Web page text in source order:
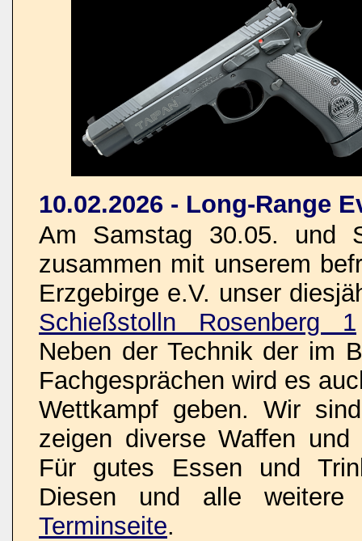
10.02.2026 - Long-Range
Am Samstag 30.05. und
zusammen mit unserem
Erzgebirge e.V. unser
Schießstolln Rosenberg 1
Neben der Technik der im
Fachgesprächen wird es
Wettkampf geben. Wir
zeigen diverse Waffen
Für gutes Essen und
Diesen und alle
Terminseite.